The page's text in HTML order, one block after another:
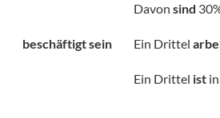
Davon sind
beschäftigt sein Ein Drittel
Ein Drittel ist